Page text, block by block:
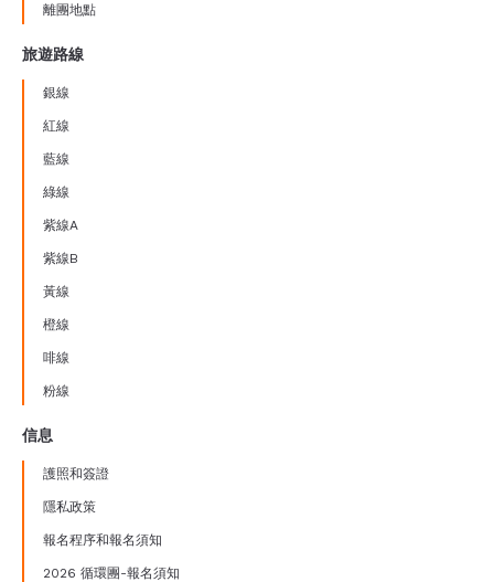
離團地點
旅遊路線
銀線
紅線
藍線
綠線
紫線A
紫線B
黃線
橙線
啡線
粉線
信息
護照和簽證
隱私政策
報名程序和報名須知
2026 循環團-報名須知